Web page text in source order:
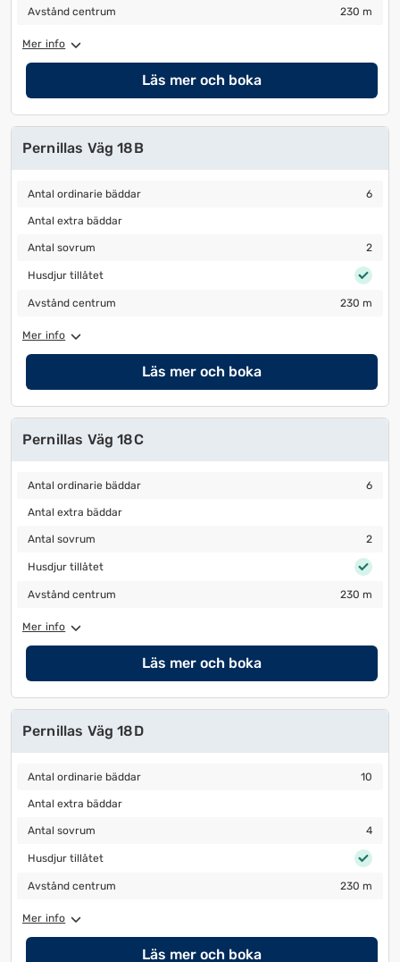
Avstånd centrum
Avstånd centrum 230 m
Mer info
Läs mer och boka
Pernillas Väg 18B
Antal ordinarie bäddar
Antal ordinarie bäddar 6
Antal extra bäddar
Antal extra bäddar
Antal sovrum
Antal sovrum 2
Husdjur tillåtet
Husdjur tillåtet
Avstånd centrum
Avstånd centrum 230 m
Mer info
Läs mer och boka
Pernillas Väg 18C
Antal ordinarie bäddar
Antal ordinarie bäddar 6
Antal extra bäddar
Antal extra bäddar
Antal sovrum
Antal sovrum 2
Husdjur tillåtet
Husdjur tillåtet
Avstånd centrum
Avstånd centrum 230 m
Mer info
Läs mer och boka
Pernillas Väg 18D
Antal ordinarie bäddar
Antal ordinarie bäddar 10
Antal extra bäddar
Antal extra bäddar
Antal sovrum
Antal sovrum 4
Husdjur tillåtet
Husdjur tillåtet
Avstånd centrum
Avstånd centrum 230 m
Mer info
Läs mer och boka